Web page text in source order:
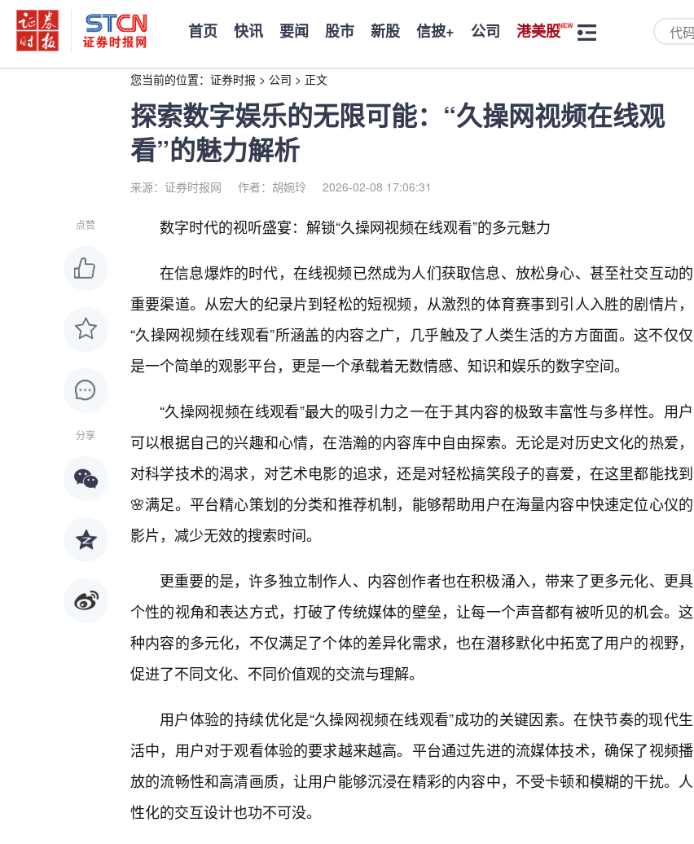
首页 快讯 要闻 股市 新股 信披+ 公司 港美股
您当前的位置： 证券时报 > 公司 > 正文
探索数字娱乐的无限可能：“久操网视频在线观
看”的魅力解析
来源：证券时报网 作者：胡婉玲 2026-02-08 17:06:31
点赞
分享
数字时代的视听盛宴：解锁“久操网视频在线观看”的多元魅力
在信息爆炸的时代，在线视频已然成为人们获取信息、放松身心、甚至社交互动的
重要渠道。从宏大的纪录片到轻松的短视频，从激烈的体育赛事到引人入胜的剧情片，
“久操网视频在线观看”所涵盖的内容之广，几乎触及了人类生活的方方面面。这不仅仅
是一个简单的观影平台，更是一个承载着无数情感、知识和娱乐的数字空间。
“久操网视频在线观看”最大的吸引力之一在于其内容的极致丰富性与多样性。用户
可以根据自己的兴趣和心情，在浩瀚的内容库中自由探索。无论是对历史文化的热爱，
对科学技术的渴求，对艺术电影的追求，还是对轻松搞笑段子的喜爱，在这里都能找到
🌸满足。平台精心策划的分类和推荐机制，能够帮助用户在海量内容中快速定位心仪的
影片，减少无效的搜索时间。
更重要的是，许多独立制作人、内容创作者也在积极涌入，带来了更多元化、更具
个性的视角和表达方式，打破了传统媒体的壁垒，让每一个声音都有被听见的机会。这
种内容的多元化，不仅满足了个体的差异化需求，也在潜移默化中拓宽了用户的视野，
促进了不同文化、不同价值观的交流与理解。
用户体验的持续优化是“久操网视频在线观看”成功的关键因素。在快节奏的现代生
活中，用户对于观看体验的要求越来越高。平台通过先进的流媒体技术，确保了视频播
放的流畅性和高清画质，让用户能够沉浸在精彩的内容中，不受卡顿和模糊的干扰。人
性化的交互设计也功不可没。